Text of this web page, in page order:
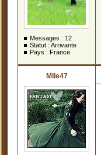
Messages : 12
Statut : Arrivante
Pays : France
Mlle47